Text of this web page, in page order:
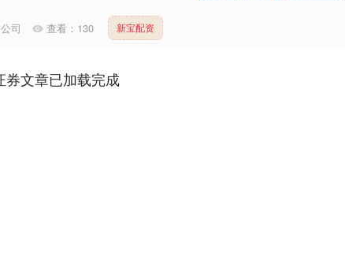
司 查看： 130 新宝配资
券文章已加载完成